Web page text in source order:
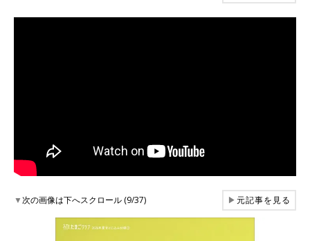
▼次の画像は下へスクロール (9/37) ▶元記事を見る